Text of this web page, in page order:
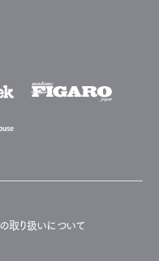
取り扱いについて